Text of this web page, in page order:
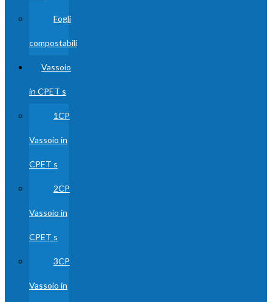
Fogli
compostabili
Vassoio
in CPET s
1CP
Vassoio in
CPET s
2CP
Vassoio in
CPET s
3CP
Vassoio in